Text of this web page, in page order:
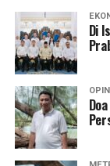
Selain itu,
yang tidak resmi
ada lagi
“Tidak bisa di
memenuhi
pihak terkait,”
Di
OPINI